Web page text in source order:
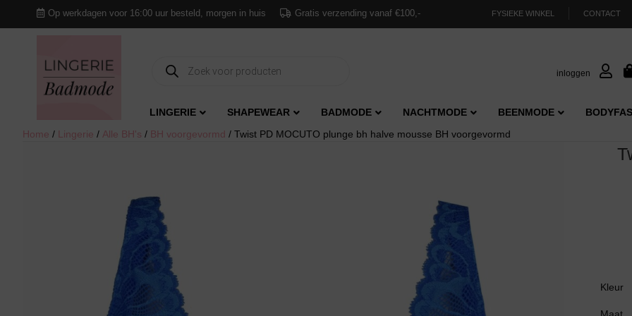
Op werkdagen voor 16:00 uur besteld, morgen in huis Gratis verzending vanaf €100,- FYSIEKE WINKEL CONTACT
Producten
zoeken
inloggen
LINGERIE SHAPEWEAR BADMODE NACHTMODE BEENMODE
Home / Lingerie / Alle BH's / BH voorgevormd / Twist PD MOCUTO plunge bh halve mousse BH voorgevormd
Kleur